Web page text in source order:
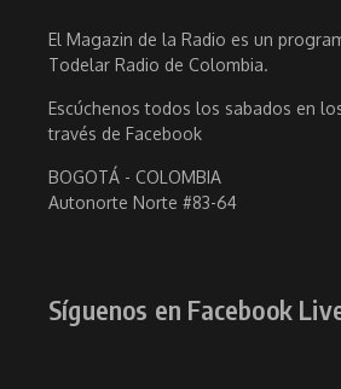
El Magazin de la Radio es un
Todelar Radio de Colombia.
Escúchenos todos los sabados en
través de Facebook
BOGOTÁ - COLOMBIA
Autonorte Norte #83-64
Síguenos en Facebook